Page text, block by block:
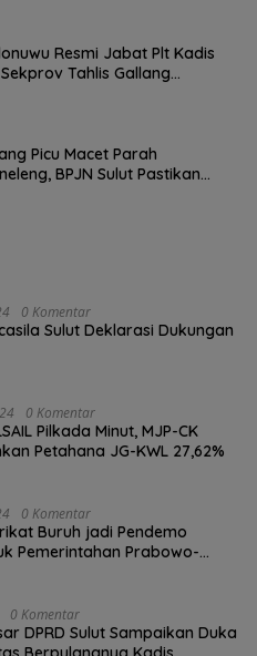
Resmi Jabat Plt Kadis
Sekprov Tahlis Gallang
Picu Macet Parah
BPJN Sulut Pastikan
0 Komentar
Sulut Deklarasi Dukungan
0 Komentar
Pilkada Minut, MJP-CK
Petahana JG-KWL 27,62%
0 Komentar
Buruh jadi Pendemo
Pemerintahan Prabowo-
0 Komentar
DPRD Sulut Sampaikan Duka